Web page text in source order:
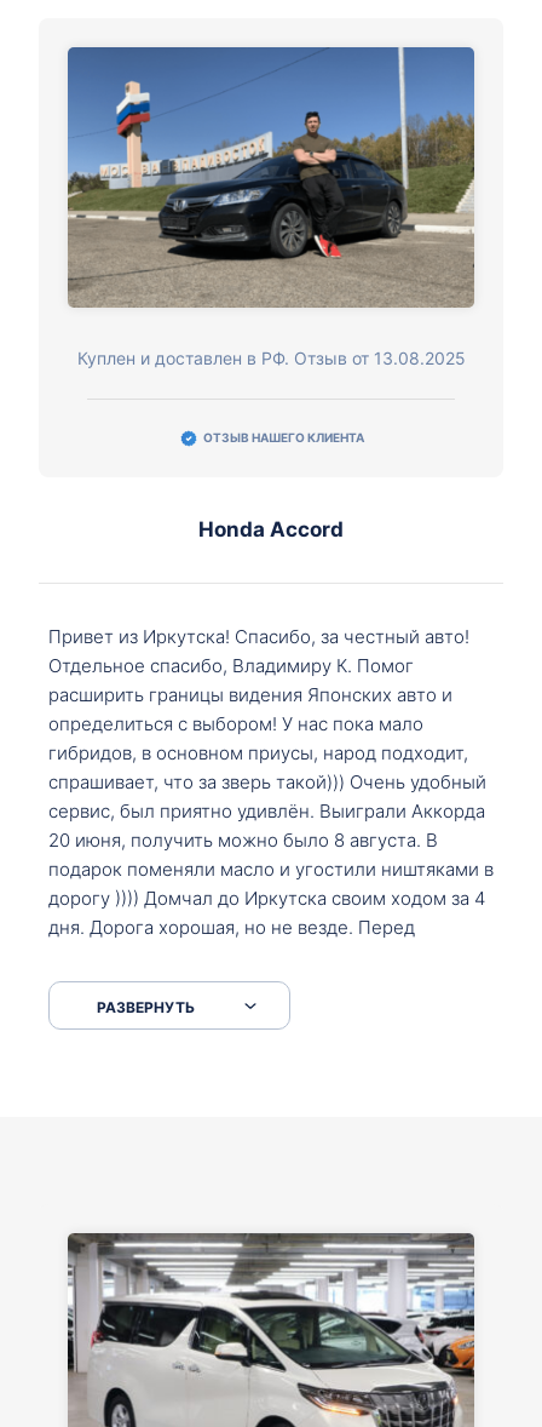
Куплен и доставлен в РФ. Отзыв от 13.08.2025
ОТЗЫВ НАШЕГО КЛИЕНТА
Honda Accord
Привет из Иркутска! Спасибо, за честный авто!
Отдельное спасибо, Владимиру К. Помог
расширить границы видения Японских авто и
определиться с выбором! У нас пока мало
гибридов, в основном приусы, народ подходит,
спрашивает, что за зверь такой))) Очень удобный
сервис, был приятно удивлён. Выиграли Аккорда
20 июня, получить можно было 8 августа. В
подарок поменяли масло и угостили ништяками в
дорогу )))) Домчал до Иркутска своим ходом за 4
дня. Дорога хорошая, но не везде. Перед
серпантинах по пути следования.
РАЗВЕРНУТЬ